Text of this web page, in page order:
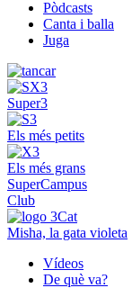
Pòdcasts
Canta i balla
Juga
Super3
Els més petits
Els més grans
SuperCampus
Club
Misha, la gata violeta
Vídeos
De què va?